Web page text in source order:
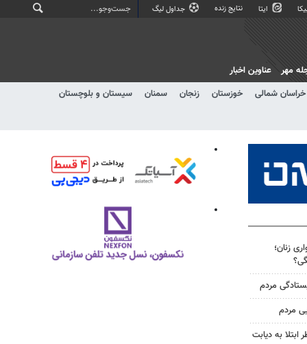
ایتا نتایج زنده جداول لیگ
خراسان شمالی خوزستان زنجان سمنان
سیستان و بلوچستان
مهر عناوین اخبار
زنان؛
مردم
مردم
به دیابت